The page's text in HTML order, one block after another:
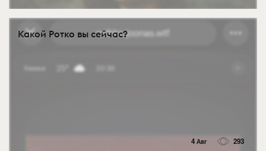
Какой Ротко вы сейчас?
4 Авг 293